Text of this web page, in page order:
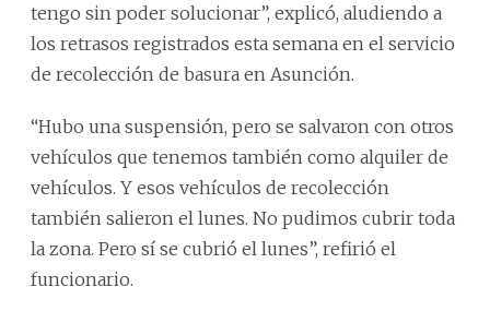
tengo sin poder solucionar”, explicó, aludiendo a
los retrasos registrados esta semana en el servicio
de recolección de basura en Asunción.
“Hubo una suspensión, pero se salvaron con otros
vehículos que tenemos también como alquiler de
vehículos. Y esos vehículos de recolección
también salieron el lunes. No pudimos cubrir toda
la zona. Pero sí se cubrió el lunes”, refirió el
funcionario.